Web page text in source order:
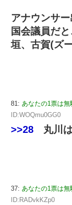
アナウンサ
国会議員だ
垣、古賀(ズ
81: あなたの1票は無
ID:WOQmu0GG0
>>28 丸川は
37: あなたの1票は
ID:RADvkKZp0